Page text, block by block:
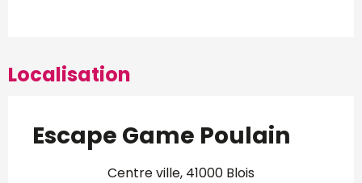
Localisation
Escape Game Poulain
Centre ville, 41000 Blois